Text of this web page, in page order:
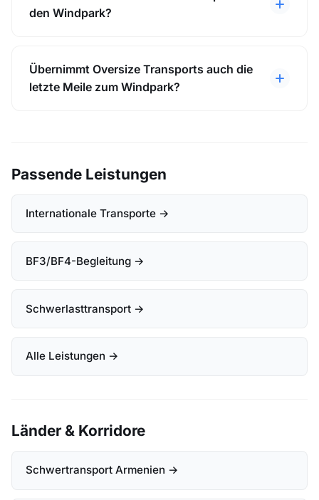
den Windpark?
Übernimmt Oversize Transports auch die
letzte Meile zum Windpark?
Passende Leistungen
Internationale Transporte →
BF3/BF4-Begleitung →
Schwerlasttransport →
Alle Leistungen →
Länder & Korridore
Schwertransport Armenien →